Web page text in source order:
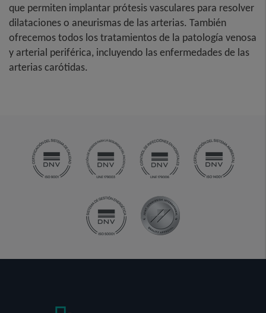
que permiten implantar prótesis vasculares para resolver
dilataciones o aneurismas de las arterias. También
ofrecemos todos los tratamientos de la patología venosa
y arterial periférica, incluyendo las enfermedades de las
arterias carótidas.